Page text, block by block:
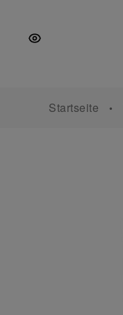
springen
springen
springen
Startseite